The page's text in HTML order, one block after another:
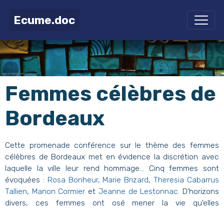
Ecume.doc
Femmes célèbres de
Bordeaux
Cette promenade conférence sur le thème des femmes
célèbres de Bordeaux met en évidence la discrétion avec
laquelle la ville leur rend hommage... Cinq femmes sont
évoquées : Rosa Bonheur, Marie Brizard,Theresia Cabarrus
Tallien, Manon Cormier et Jeanne de Lestonnac . D'horizons
divers, ces femmes ont osé mener la vie qu'elles